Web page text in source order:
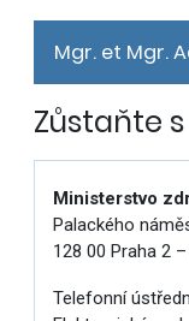
Mgr. et Mgr.
Zůstaňte
Ministerstvo
Palackého
128 00 Praha 2
Telefonní